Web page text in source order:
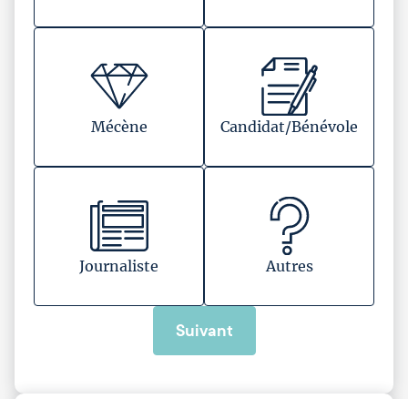
Mécène Candidat/Bénévole
Journaliste Autres
Suivant